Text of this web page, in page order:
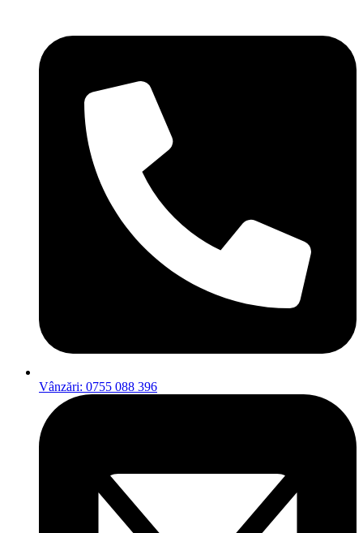
Vânzări: 0755 088 396